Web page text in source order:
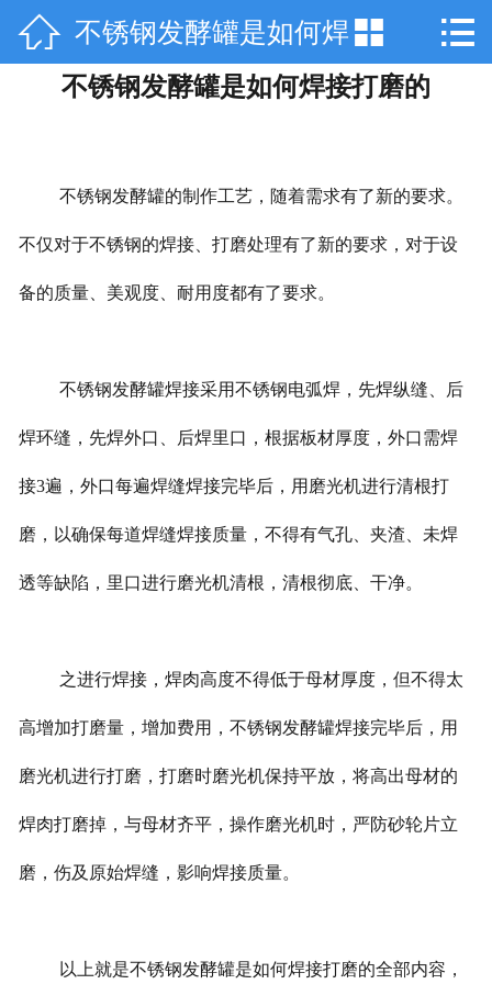
 网站首页
关于天工
技术咨询
工程案例
厂房设备
联系我们
 不锈钢发酵罐是如何焊
接打磨的
 
不锈钢发酵罐是如何焊接打磨的
不锈钢发酵罐的制作工艺，随着需求有了新的要求。
不仅对于不锈钢的焊接、打磨处理有了新的要求，对于设
备的质量、美观度、耐用度都有了要求。
不锈钢发酵罐焊接采用不锈钢电弧焊，先焊纵缝、后
焊环缝，先焊外口、后焊里口，根据板材厚度，外口需焊
接3遍，外口每遍焊缝焊接完毕后，用磨光机进行清根打
磨，以确保每道焊缝焊接质量，不得有气孔、夹渣、未焊
透等缺陷，里口进行磨光机清根，清根彻底、干净。
之进行焊接，焊肉高度不得低于母材厚度，但不得太
高增加打磨量，增加费用，不锈钢发酵罐焊接完毕后，用
磨光机进行打磨，打磨时磨光机保持平放，将高出母材的
焊肉打磨掉，与母材齐平，操作磨光机时，严防砂轮片立
磨，伤及原始焊缝，影响焊接质量。
以上就是不锈钢发酵罐是如何焊接打磨的全部内容，